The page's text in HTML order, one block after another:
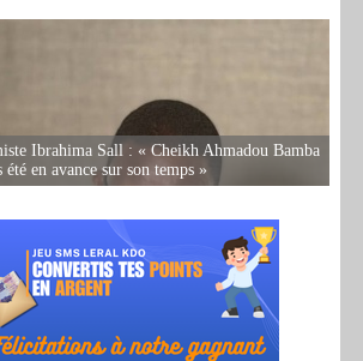
Ibrahima Sall : « Cheikh Ahmadou Bamba
été en avance sur son temps »